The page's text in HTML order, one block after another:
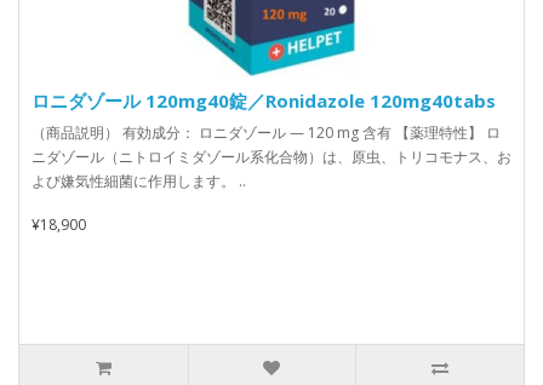
ロニダゾール 120mg40錠／Ronidazole 120mg40tabs
（商品説明） 有効成分： ロニダゾール — 120 mg 含有 【薬理特性】 ロ
ニダゾール（ニトロイミダゾール系化合物）は、原虫、トリコモナス、お
よび嫌気性細菌に作用します。 ..
¥18,900